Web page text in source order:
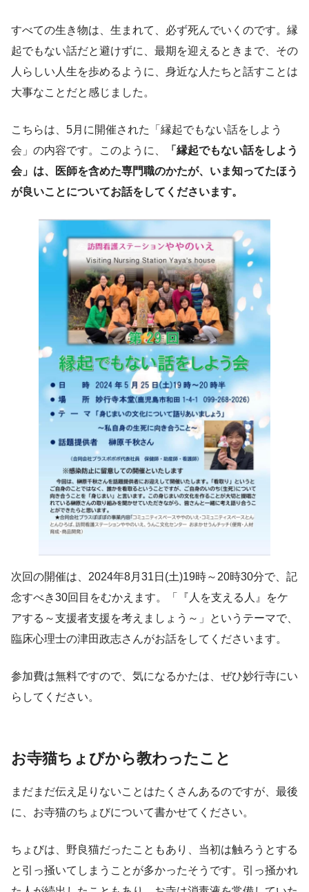
すべての生き物は、生まれて、必ず死んでいくのです。縁
起でもない話だと避けずに、最期を迎えるときまで、その
人らしい人生を歩めるように、身近な人たちと話すことは
大事なことだと感じました。
こちらは、5月に開催された「縁起でもない話をしよう
会」の内容です。このように、
「縁起でもない話をしよう
会」は、医師を含めた専門職のかたが、いま知ってたほう
が良いことについてお話をしてくださいます。
次回の開催は、2024年8月31日(土)19時～20時30分で、記
念すべき30回目をむかえます。「『人を支える人』をケ
アする～支援者支援を考えましょう～」というテーマで、
臨床心理士の津田政志さんがお話をしてくださいます。
参加費は無料ですので、気になるかたは、ぜひ妙行寺にい
らしてください。
お寺猫ちょびから教わったこと
まだまだ伝え足りないことはたくさんあるのですが、最後
に、お寺猫のちょびについて書かせてください。
ちょびは、野良猫だったこともあり、当初は触ろうとする
と引っ掻いてしまうことが多かったそうです。引っ掻かれ